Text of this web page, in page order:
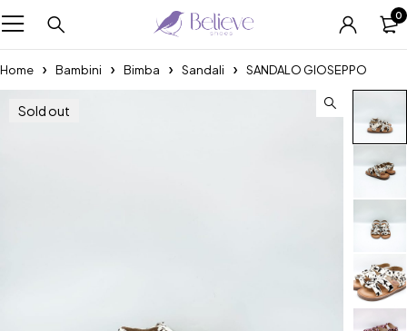
0
Home Bambini Bimba Sandali SANDALO GIOSEPPO
Sold out